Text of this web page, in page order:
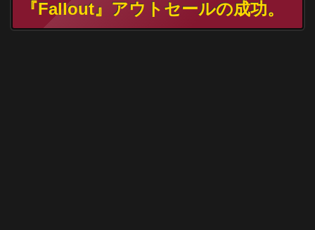
『Fallout』アウトセールの成功。